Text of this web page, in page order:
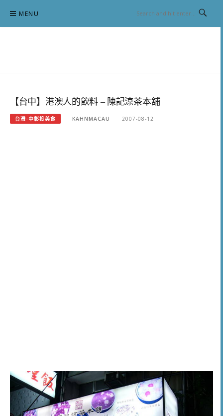
content
MENU
【台中】港澳人的飲料 – 陳記涼茶本舖
台灣-中彰投美食 KAHNMACAU 2007-08-12